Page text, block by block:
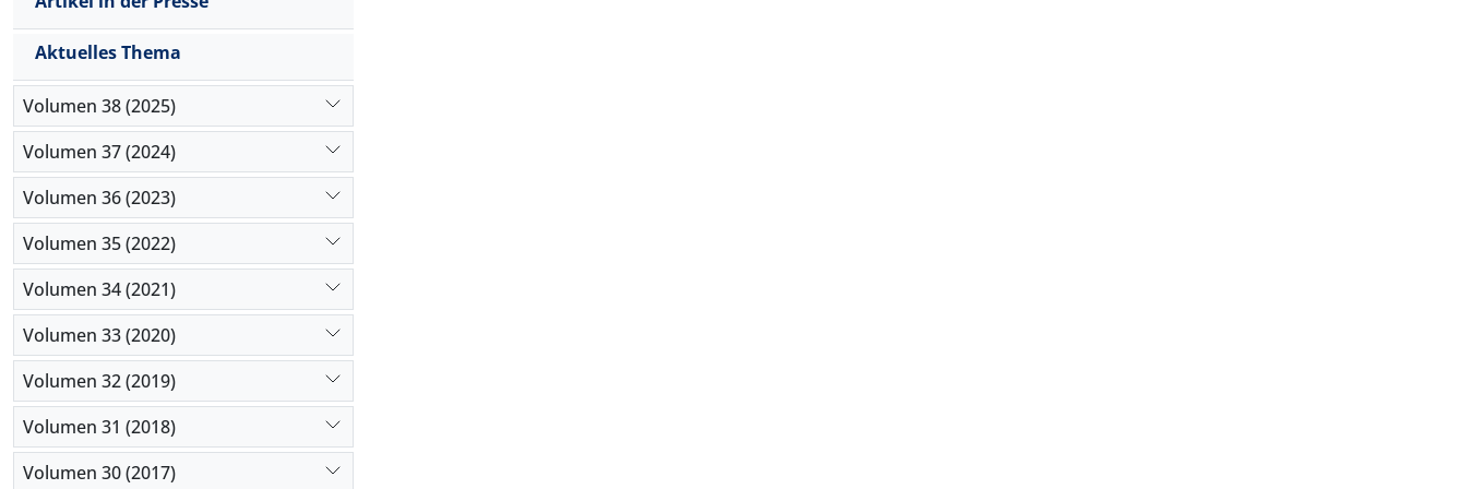
Aktuelles Thema
Volumen 38 (2025)
Volumen 37 (2024)
Volumen 36 (2023)
Volumen 35 (2022)
Volumen 34 (2021)
Volumen 33 (2020)
Volumen 32 (2019)
Volumen 31 (2018)
Volumen 30 (2017)